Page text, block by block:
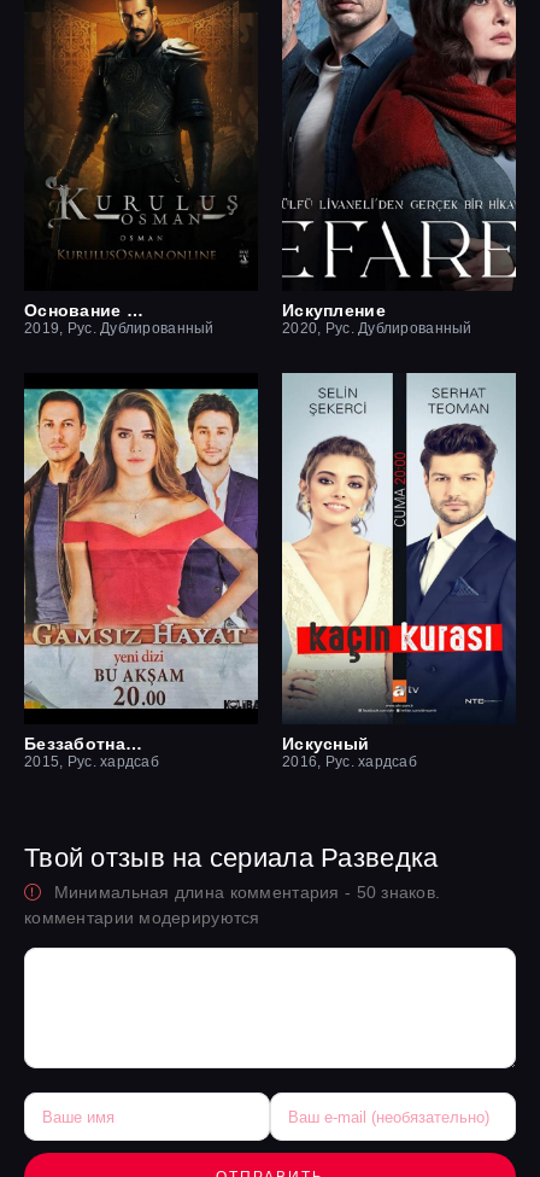
Основание Осман
2019, Рус. Дублированный
Искупление
2020, Рус. Дублированный
Беззаботная жизнь
2015, Рус. хардсаб
Искусный
2016, Рус. хардсаб
Твой отзыв на сериала Разведка
Минимальная длина комментария - 50 знаков.
комментарии модерируются